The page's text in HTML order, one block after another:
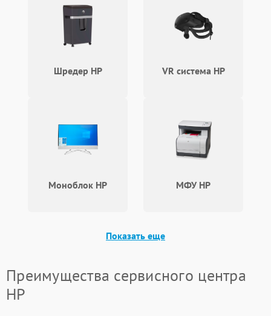
Шредер HP VR система HP
Моноблок HP МФУ HP
Показать еще
Преимущества сервисного центра
HP